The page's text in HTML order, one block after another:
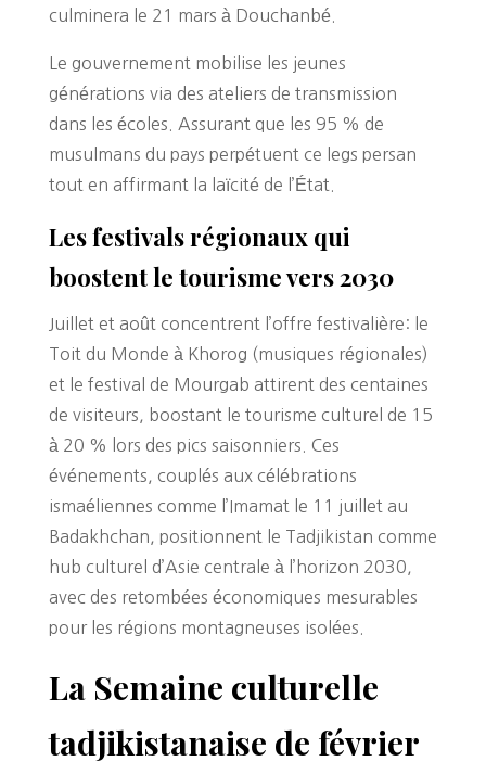
culminera le 21 mars à Douchanbé.
Le gouvernement mobilise les jeunes
générations via des ateliers de transmission
dans les écoles. Assurant que les 95 % de
musulmans du pays perpétuent ce legs persan
tout en affirmant la laïcité de l’État.
Les festivals régionaux qui
boostent le tourisme vers 2030
Juillet et août concentrent l’offre festivalière: le
Toit du Monde à Khorog (musiques régionales)
et le festival de Mourgab attirent des centaines
de visiteurs, boostant le tourisme culturel de 15
à 20 % lors des pics saisonniers. Ces
événements, couplés aux célébrations
ismaéliennes comme l’Imamat le 11 juillet au
Badakhchan, positionnent le Tadjikistan comme
hub culturel d’Asie centrale à l’horizon 2030,
avec des retombées économiques mesurables
pour les régions montagneuses isolées.
La Semaine culturelle
tadjikistanaise de février